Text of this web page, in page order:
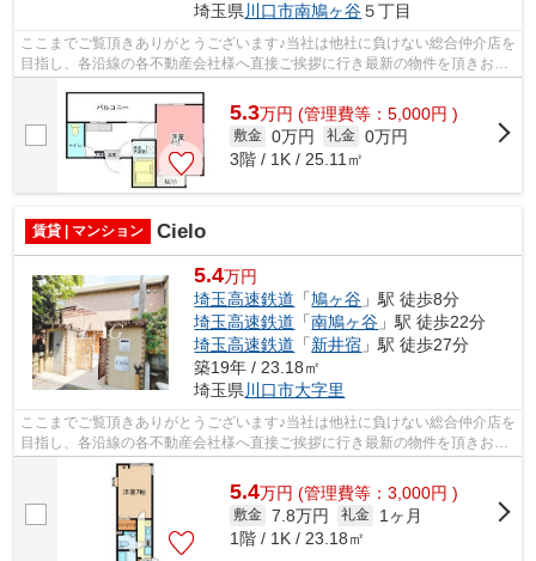
埼玉県川口市南鳩ヶ谷５丁目
ここまでご覧頂きありがとうございます♪当社は他社に負けない総合仲介店を
目指し、各沿線の各不動産会社様へ直接ご挨拶に行き最新の物件を頂きお客
5.3万円 (管理費等：5,000円 )
敷金 0万円 礼金 0万円
3階 / 1K / 25.11㎡
賃貸 | マンション Cielo
5.4万円
埼玉高速鉄道 「鳩ヶ谷 」駅 徒歩8分
埼玉高速鉄道 「南鳩ヶ谷 」駅 徒歩22分
埼玉高速鉄道 「新井宿 」駅 徒歩27分
築19年 / 23.18㎡
埼玉県 川口市大字里
ここまでご覧頂きありがとうございます♪当社は他社に負けない総合仲介店を
目指し、各沿線の各不動産会社様へ直接ご挨拶に行き最新の物件を頂きお客
様へ提供しております！最新の情報は...
5.4万円 (管理費等：3,000円 )
敷金 7.8万円 礼金
1ヶ月
1階 / 1K / 23.18㎡